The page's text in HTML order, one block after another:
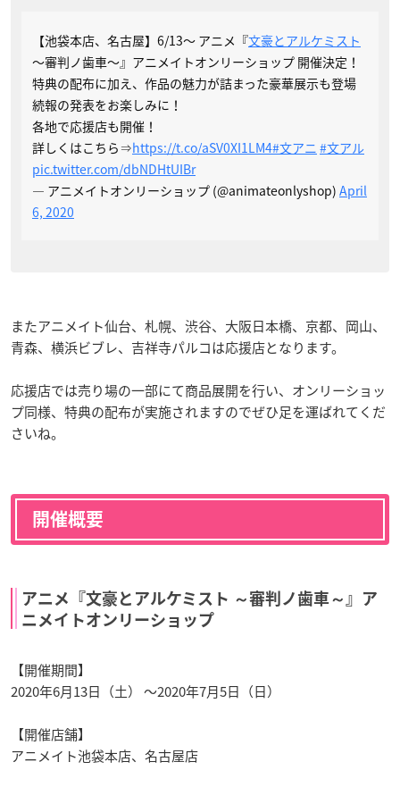
【池袋本店、名古屋】6/13～ アニメ『文豪とアルケミスト
～審判ノ歯車～』アニメイトオンリーショップ 開催決定！
特典の配布に加え、作品の魅力が詰まった豪華展示も登場
続報の発表をお楽しみに！
各地で応援店も開催！
詳しくはこちら⇒https://t.co/aSV0XI1LM4#文アニ #文アル
pic.twitter.com/dbNDHtUIBr
— アニメイトオンリーショップ (@animateonlyshop) April
6, 2020
またアニメイト仙台、札幌、渋谷、大阪日本橋、京都、岡山、
青森、横浜ビブレ、吉祥寺パルコは応援店となります。
応援店では売り場の一部にて商品展開を行い、オンリーショッ
プ同様、特典の配布が実施されますのでぜひ足を運ばれてくだ
さいね。
開催概要
アニメ『文豪とアルケミスト ～審判ノ歯車～』ア
ニメイトオンリーショップ
【開催期間】
2020年6月13日（土） ～2020年7月5日（日）
【開催店舗】
アニメイト池袋本店、名古屋店